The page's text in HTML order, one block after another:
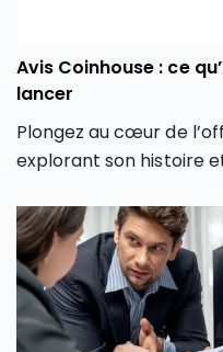
Avis Coinhouse : ce
lancer
Plongez au cœur de
explorant son histoire
monnaies disponibles,
la plateforme crypto
mieux gérer vos
virtuelle.